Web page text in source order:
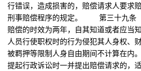
行错误，造成损害的，赔偿请求人要求
刑事赔偿程序的规定。 第三十九条
赔偿的时效为两年，自其知道或者应当
人员行使职权时的行为侵犯其人身权、
被羁押等限制人身自由期间不计算在内
提起行政诉讼时一并提出赔偿请求的，